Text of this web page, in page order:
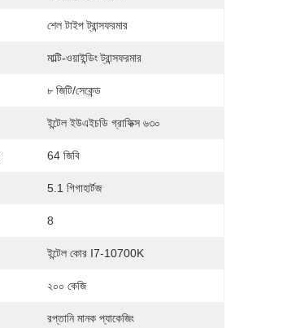
শেল টাইপ ট্রান্সফরমার
মাল্টি-ওয়াইন্ডিং ট্রান্সফরমার
৮ জিটি/সেকেন্ড
ইন্টেল ইউএইচডি গ্রাফিক্স ৬৩০
64 জিবি
5.1 গিগাহার্টজ
8
ইন্টেল কোর I7-10700K
২০০ কেজি
রপ্তানি মানক প্যাকেজিং